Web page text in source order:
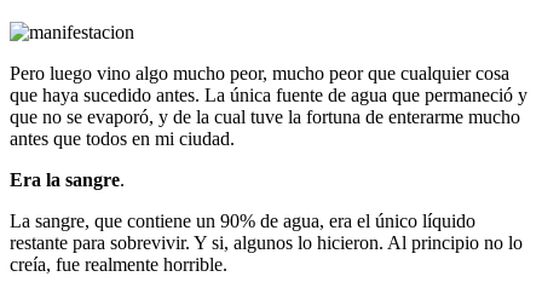
Pero luego vino algo mucho peor, mucho peor que cualquier cosa
que haya sucedido antes. La única fuente de agua que permaneció y
que no se evaporó, y de la cual tuve la fortuna de enterarme mucho
antes que todos en mi ciudad.
Era la sangre.
La sangre, que contiene un 90% de agua, era el único líquido
restante para sobrevivir. Y si, algunos lo hicieron. Al principio no lo
creía, fue realmente horrible.